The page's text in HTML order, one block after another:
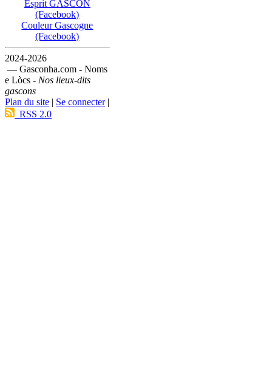
Esprit GASCON
(Facebook)
Couleur Gascogne
(Facebook)
2024-2026
— Gasconha.com - Noms
e Lòcs - Nos lieux-dits
gascons
Plan du site | Se connecter|
RSS 2.0